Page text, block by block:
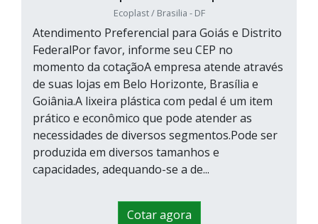
Ecoplast / Brasilia - DF
Atendimento Preferencial para Goiás e Distrito
FederalPor favor, informe seu CEP no
momento da cotaçãoA empresa atende através
de suas lojas em Belo Horizonte, Brasília e
Goiânia.A lixeira plástica com pedal é um item
prático e econômico que pode atender as
necessidades de diversos segmentos.Pode ser
produzida em diversos tamanhos e
capacidades, adequando-se a de...
Cotar agora